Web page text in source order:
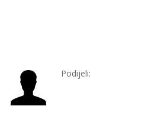
Podijeli: